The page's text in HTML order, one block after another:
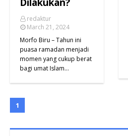
redaktur
March 21, 2024
Morfo Biru – Tahun ini
puasa ramadan menjadi
momen yang cukup berat
bagi umat Islam…
1